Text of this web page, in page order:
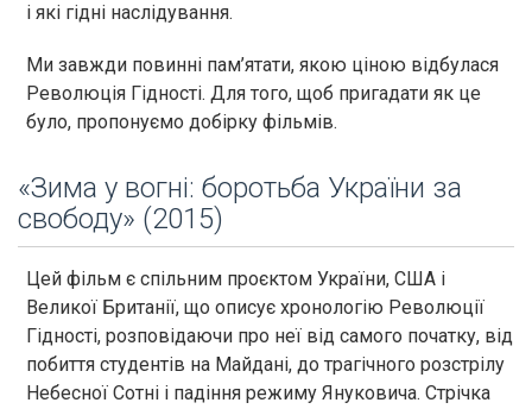
і які гідні наслідування.
Ми завжди повинні пам’ятати, якою ціною відбулася
Революція Гідності. Для того, щоб пригадати як це
було, пропонуємо добірку фільмів.
«Зима у вогні: боротьба України за
свободу» (2015)
Цей фільм є спільним проєктом України, США і
Великої Британії, що описує хронологію Революції
Гідності, розповідаючи про неї від самого початку, від
побиття студентів на Майдані, до трагічного розстрілу
Небесної Сотні і падіння режиму Януковича. Стрічка